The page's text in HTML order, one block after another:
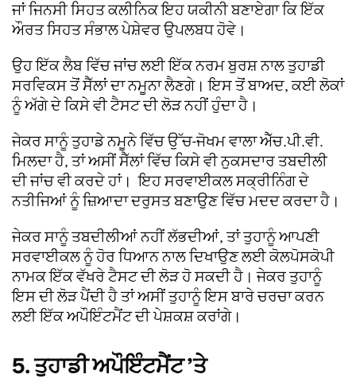
ਜਾਂ ਜਿਨਸੀ ਸਿਹਤ ਕਲੀਨਿਕ ਇਹ ਯਕੀਨੀ ਬਣਾਏਗਾ ਕਿ ਇੱਕ
ਔਰਤ ਸਿਹਤ ਸੰਭਾਲ ਪੇਸ਼ੇਵਰ ਉਪਲਬਧ ਹੋਵੇ।
ਉਹ ਇੱਕ ਲੈਬ ਵਿੱਚ ਜਾਂਚ ਲਈ ਇੱਕ ਨਰਮ ਬੁਰਸ਼ ਨਾਲ ਤੁਹਾਡੀ
ਸਰਵਿਕਸ ਤੋਂ ਸੈੱਲਾਂ ਦਾ ਨਮੂਨਾ ਲੈਣਗੇ। ਇਸ ਤੋਂ ਬਾਅਦ, ਕਈ ਲੋਕਾਂ
ਨੂੰ ਅੱਗੇ ਦੇ ਕਿਸੇ ਵੀ ਟੈਸਟ ਦੀ ਲੋੜ ਨਹੀਂ ਹੁੰਦਾ ਹੈ।
ਜੇਕਰ ਸਾਨੂੰ ਤੁਹਾਡੇ ਨਮੂਨੇ ਵਿੱਚ ਉੱਚ-ਜੋਖਮ ਵਾਲਾ ਐੱਚ.ਪੀ.ਵੀ.
ਮਿਲਦਾ ਹੈ, ਤਾਂ ਅਸੀਂ ਸੈੱਲਾਂ ਵਿੱਚ ਕਿਸੇ ਵੀ ਨੁਕਸਦਾਰ ਤਬਦੀਲੀ
ਦੀ ਜਾਂਚ ਵੀ ਕਰਦੇ ਹਾਂ। ਇਹ ਸਰਵਾਈਕਲ ਸਕ੍ਰੀਨਿੰਗ ਦੇ
ਨਤੀਜਿਆਂ ਨੂੰ ਜ਼ਿਆਦਾ ਦਰੁਸਤ ਬਣਾਉਣ ਵਿੱਚ ਮਦਦ ਕਰਦਾ ਹੈ।
ਜੇਕਰ ਸਾਨੂੰ ਤਬਦੀਲੀਆਂ ਨਹੀਂ ਲੱਭਦੀਆਂ, ਤਾਂ ਤੁਹਾਨੂੰ ਆਪਣੀ
ਸਰਵਾਈਕਲ ਨੂੰ ਹੋਰ ਧਿਆਨ ਨਾਲ ਦਿਖਾਉਣ ਲਈ ਕੋਲਪੋਸਕੋਪੀ
ਨਾਮਕ ਇੱਕ ਵੱਖਰੇ ਟੈਸਟ ਦੀ ਲੋੜ ਹੋ ਸਕਦੀ ਹੈ। ਜੇਕਰ ਤੁਹਾਨੂੰ
ਇਸ ਦੀ ਲੋੜ ਪੈਂਦੀ ਹੈ ਤਾਂ ਅਸੀਂ ਤੁਹਾਨੂੰ ਇਸ ਬਾਰੇ ਚਰਚਾ ਕਰਨ
ਲਈ ਇੱਕ ਅਪੌਇੰਟਮੈਂਟ ਦੀ ਪੇਸ਼ਕਸ਼ ਕਰਾਂਗੇ।
5. ਤੁਹਾਡੀ ਅਪੌਇੰਟਮੈਂਟ ’ਤੇ